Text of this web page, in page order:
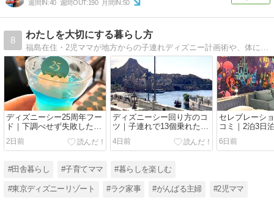
週間IN:40 週間OUT:190 月間IN:50
8
わたしを大切にする暮らし方
福島在住・2児ママが地方からの子連れディズニー計画術や、体に無理のないラク家事を発信。同じ境遇のママに届けたい情報をシェアしています。
ディズニーシー25周年フー
ド｜下調べせず失敗した私
の正直レビュー
2日前
ディズニーシー回り方のコ
ツ｜子連れで13個乗れた1
日プラン
4日前
セレブレーシ
コミ｜2泊3日
本音レビュー
6日前
#田舎暮らし #子育てママ #暮らしを楽しむ
#東京ディズニーリゾート #ラク家事 #がんばる主婦 #2児ママ